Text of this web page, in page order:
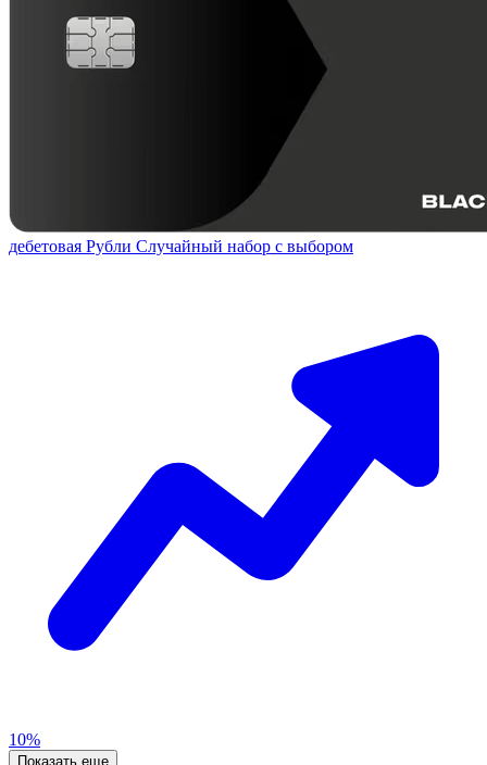
дебетовая Рубли Случайный набор с выбором
10%
Показать еще